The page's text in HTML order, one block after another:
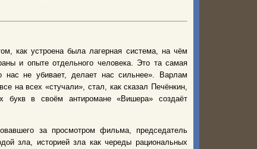
как устроена была лагерная система, на чём
и опыте отдельного человека. Это та самая
нас не убивает, делает нас сильнее». Варлам
на всех «стучали», стал, как сказал Печёнкин,
букв в своём антиромане «Вишера» создаёт
за просмотром фильма, председатель
зла, историей зла как череды рациональных